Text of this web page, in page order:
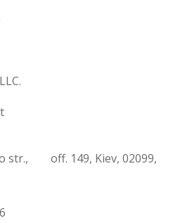
str., off. 149, Kiev, 02099,